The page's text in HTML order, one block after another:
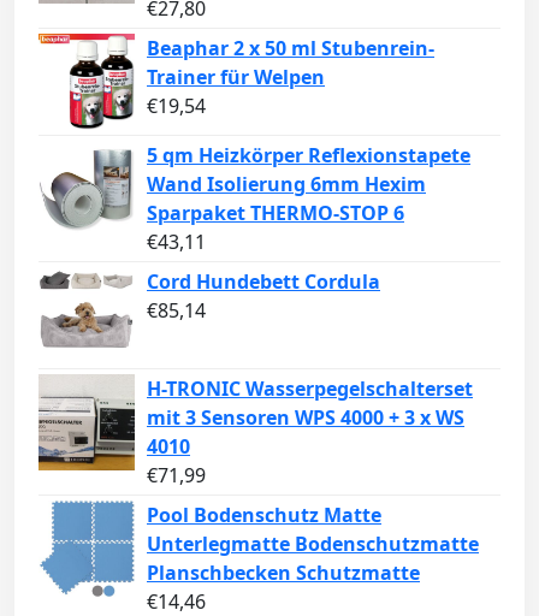
€27,80
Beaphar 2 x 50 ml Stubenrein-
Trainer für Welpen
€19,54
5 qm Heizkörper Reflexionstapete
Wand Isolierung 6mm Hexim
Sparpaket THERMO-STOP 6
€43,11
Cord Hundebett Cordula
€85,14
H-TRONIC Wasserpegelschalterset
mit 3 Sensoren WPS 4000 + 3 x WS
4010
€71,99
Pool Bodenschutz Matte
Unterlegmatte Bodenschutzmatte
Planschbecken Schutzmatte
€14,46